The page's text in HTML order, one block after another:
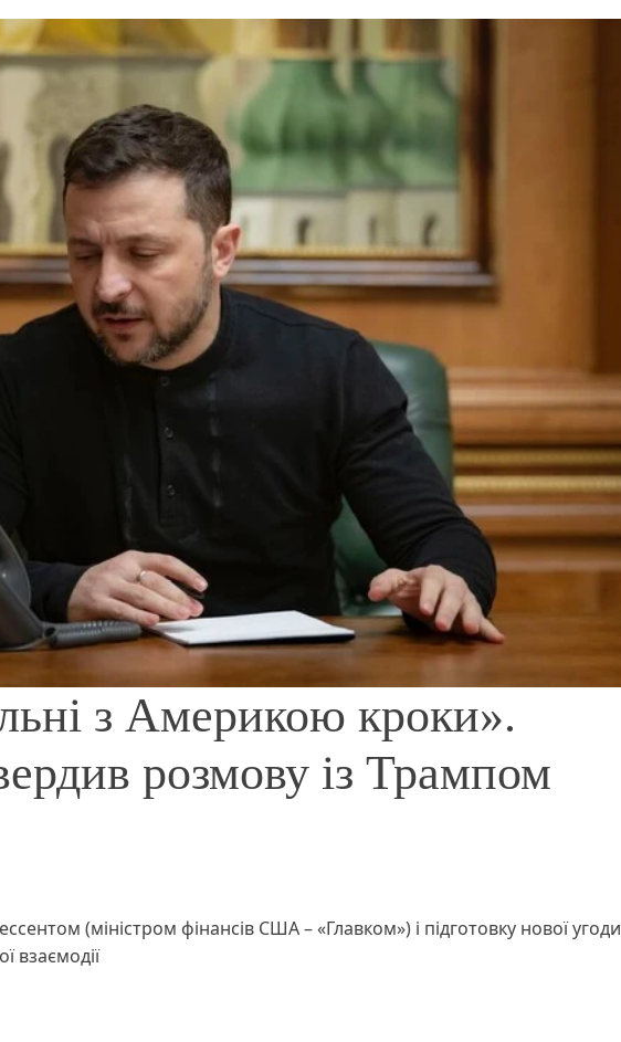
з Америкою кроки».
розмову із Трампом
(міністром фінансів США – «Главком») і підготовку нової угоди
взаємодії